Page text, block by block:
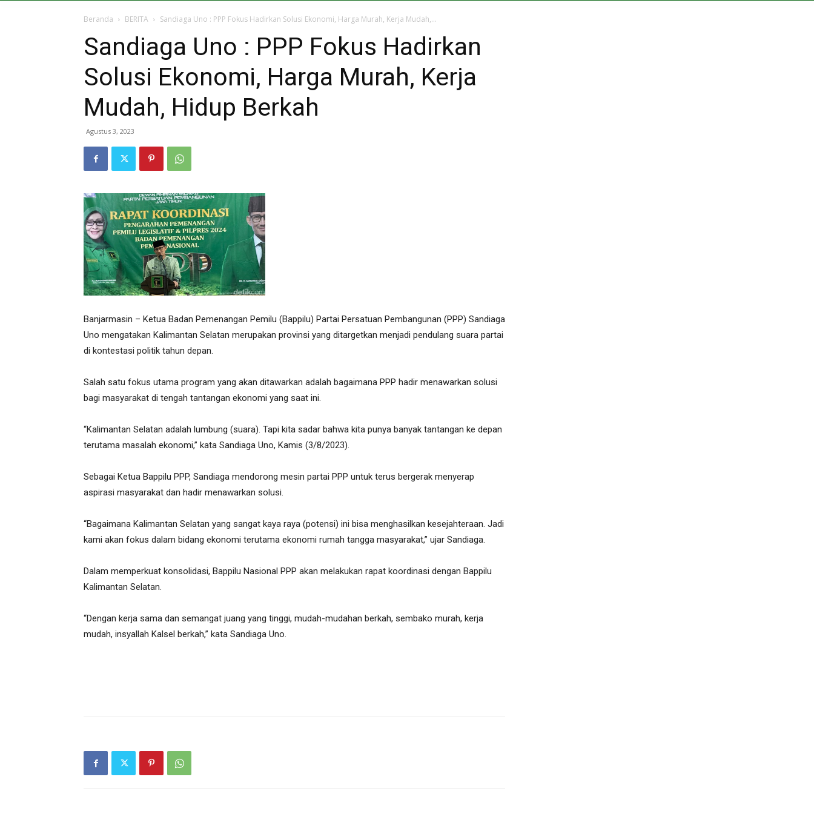
Beranda BERITA Sandiaga Uno : PPP Fokus Hadirkan Solusi Ekonomi, Harga Murah, Kerja Mudah,...
Sandiaga Uno : PPP Fokus Hadirkan
Solusi Ekonomi, Harga Murah, Kerja
Mudah, Hidup Berkah
Agustus 3, 2023
Banjarmasin – Ketua Badan Pemenangan Pemilu (Bappilu) Partai Persatuan Pembangunan (PPP) Sandiaga
Uno mengatakan Kalimantan Selatan merupakan provinsi yang ditargetkan menjadi pendulang suara partai
di kontestasi politik tahun depan.
Salah satu fokus utama program yang akan ditawarkan adalah bagaimana PPP hadir menawarkan solusi
bagi masyarakat di tengah tantangan ekonomi yang saat ini.
“Kalimantan Selatan adalah lumbung (suara). Tapi kita sadar bahwa kita punya banyak tantangan ke depan
terutama masalah ekonomi,” kata Sandiaga Uno, Kamis (3/8/2023).
Sebagai Ketua Bappilu PPP, Sandiaga mendorong mesin partai PPP untuk terus bergerak menyerap
aspirasi masyarakat dan hadir menawarkan solusi.
“Bagaimana Kalimantan Selatan yang sangat kaya raya (potensi) ini bisa menghasilkan kesejahteraan. Jadi
kami akan fokus dalam bidang ekonomi terutama ekonomi rumah tangga masyarakat,” ujar Sandiaga.
Dalam memperkuat konsolidasi, Bappilu Nasional PPP akan melakukan rapat koordinasi dengan Bappilu
Kalimantan Selatan.
“Dengan kerja sama dan semangat juang yang tinggi, mudah-mudahan berkah, sembako murah, kerja
mudah, insyallah Kalsel berkah,” kata Sandiaga Uno.